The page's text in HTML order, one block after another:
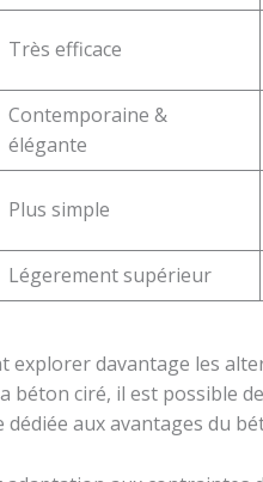
Très efficace
Contemporaine &
élégante
Plus simple
Légerement supérieur
explorer davantage les
béton ciré, il est possible
dédiée aux avantages du